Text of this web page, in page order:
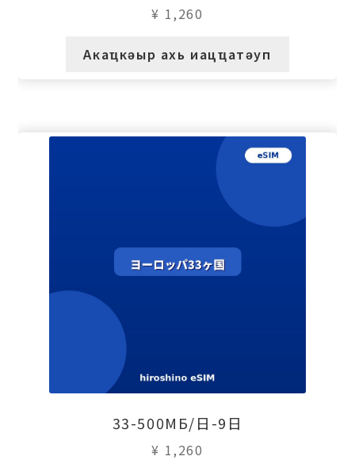
¥ 1,260
Акаҵкәыр ахь иацҵатәуп
33-500МБ/日-9日
¥ 1,260